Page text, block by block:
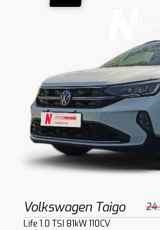
Volkswagen Taigo
Life 1.0 TSI 81kW 110CV